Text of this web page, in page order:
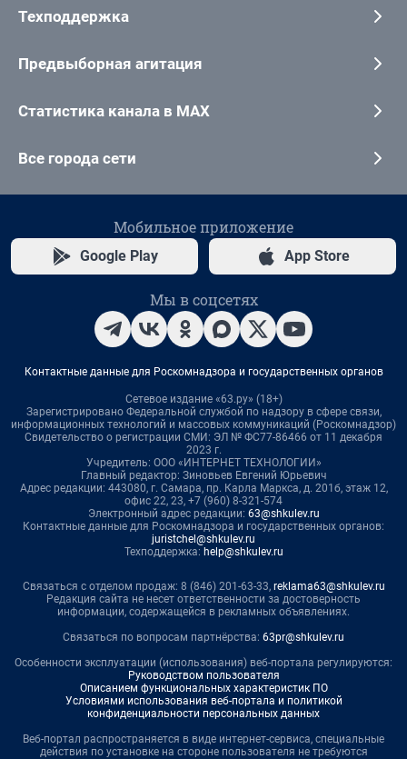
Техподдержка
Предвыборная агитация
Статистика канала в MAX
Все города сети
Мобильное приложение
Google Play App Store
Мы в соцсетях
Контактные данные для Роскомнадзора и государственных органов
Сетевое издание «63.ру» (18+)
Зарегистрировано Федеральной службой по надзору в сфере связи,
информационных технологий и массовых коммуникаций (Роскомнадзор)
Свидетельство о регистрации СМИ: ЭЛ № ФС77-86466 от 11 декабря
2023 г.
Учредитель: ООО «ИНТЕРНЕТ ТЕХНОЛОГИИ»
Главный редактор: Зиновьев Евгений Юрьевич
Адрес редакции: 443080, г. Самара, пр. Карла Маркса, д. 201б, этаж 12,
офис 22, 23, +7 (960) 8-321-574
Электронный адрес редакции: 63@shkulev.ru
Контактные данные для Роскомнадзора и государственных органов:
juristchel@shkulev.ru
Техподдержка: help@shkulev.ru
Связаться с отделом продаж: 8 (846) 201-63-33, reklama63@shkulev.ru
Редакция сайта не несет ответственности за достоверность
информации, содержащейся в рекламных объявлениях.
Связаться по вопросам партнёрства: 63pr@shkulev.ru
Особенности эксплуатации (использования) веб-портала регулируются:
Руководством пользователя
Описанием функциональных характеристик ПО
Условиями использования веб-портала и политикой
конфиденциальности персональных данных
Веб-портал распространяется в виде интернет-сервиса, специальные
действия по установке на стороне пользователя не требуются